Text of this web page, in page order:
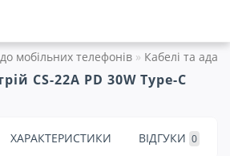
мобільних телефонів Кабелі та
CS-22A PD 30W Type-C
ХАРАКТЕРИСТИКИ ВІДГУКИ 0